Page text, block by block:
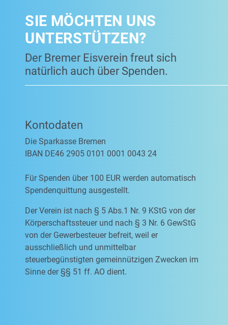
SIE MÖCHTEN UNS
UNTERSTÜTZEN?
Der Bremer Eisverein freut sich
natürlich auch über Spenden.
Kontodaten
Die Sparkasse Bremen
IBAN DE46 2905 0101 0001 0043 24
Für Spenden über 100 EUR werden automatisch
Spendenquittung ausgestellt.
Der Verein ist nach § 5 Abs.1 Nr. 9 KStG von der
Körperschaftssteuer und nach § 3 Nr. 6 GewStG
von der Gewerbesteuer befreit, weil er
ausschließlich und unmittelbar
steuerbegünstigten gemeinnützigen Zwecken im
Sinne der §§ 51 ff. AO dient.